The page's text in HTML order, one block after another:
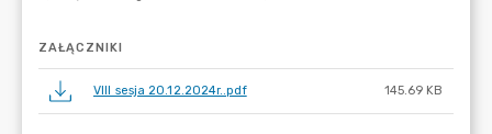
ZAŁĄCZNIKI
VIII sesja 20.12.2024r..pdf 145.69 KB